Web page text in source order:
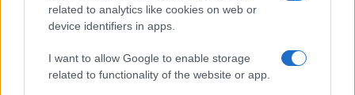
related to analytics like cookies on web or
device identifiers in apps.
I want to allow Google to enable storage
related to functionality of the website or app.